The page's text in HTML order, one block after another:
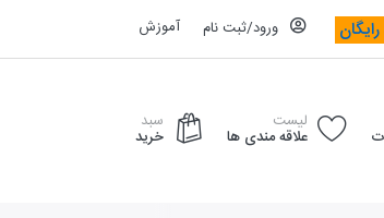
ورود/ثبت نام آموزش
لیست
علاقه مندی ها
سبد
خرید